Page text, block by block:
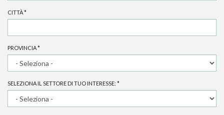
CITTÀ*
PROVINCIA*
SELEZIONA IL SETTORE DI TUO INTERESSE: *